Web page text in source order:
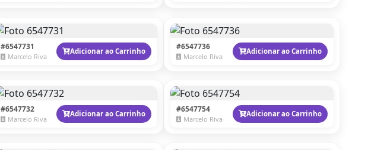
#6547731
Marcelo Riva
Adicionar ao Carrinho #6547736
Marcelo Riva
Adicionar ao Carrinho
#6547732
Marcelo Riva
Adicionar ao Carrinho #6547754
Marcelo Riva
Adicionar ao Carrinho